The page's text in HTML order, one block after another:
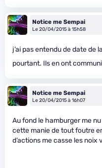
Notice me Sempai
Le 20/04/2015 à 15h58
j’ai pas entendu de date de
pourtant. Ils en ont
Notice me Sempai
Le 20/04/2015 à 16h07
Au fond le hamburger me
cette manie de tout foutre
d’actions me casse les noix